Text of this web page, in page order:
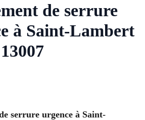
de serrure
à Saint-Lambert
serrure urgence à Saint-